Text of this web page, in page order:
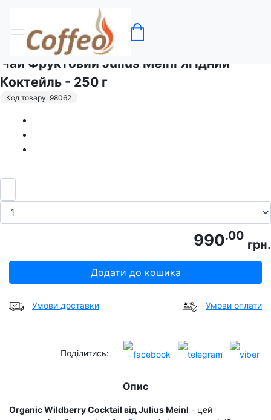
Чай Фруктовий Julius Meinl Ягідний
Коктейль - 250 г
Код товару: 98062
990.00
грн.
Додати до кошика
Умови доставки Умови оплати
Поділитись:
Опис
Organic Wildberry Cocktail від Julius Meinl - цей